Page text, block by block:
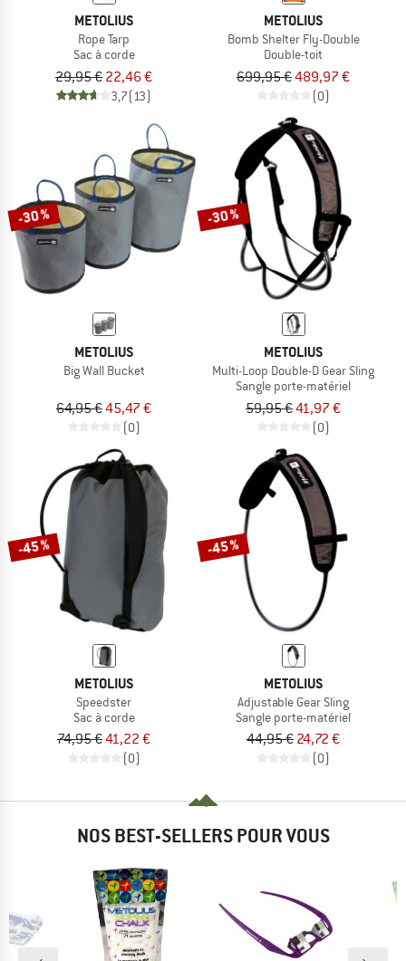
METOLIUS
Rope Tarp
Sac à corde
29,95 € 22,46 €
3,7(13)
METOLIUS
Bomb Shelter Fly-Double
Double-toit
699,95 €489,97 €
(0)
-30 %
METOLIUS
Big Wall Bucket
64,95 €45,47 €
(0)
-30 %
METOLIUS
Multi-Loop Double-D Gear Sling
Sangle porte-matériel
59,95 €41,97 €
(0)
-45 %
METOLIUS
Speedster
Sac à corde
74,95 €41,22 €
(0)
-45 %
METOLIUS
Adjustable Gear Sling
Sangle porte-matériel
44,95 € 24,72 €
(0)
NOS BEST-SELLERS POUR VOUS